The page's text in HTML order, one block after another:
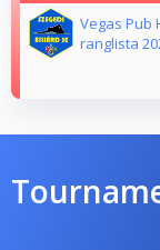
Vegas Pub
ranglista